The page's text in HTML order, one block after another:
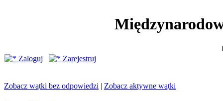
Zaloguj
Zarejestruj
Zobacz wątki bez odpowiedzi | Zobacz aktywne wątki